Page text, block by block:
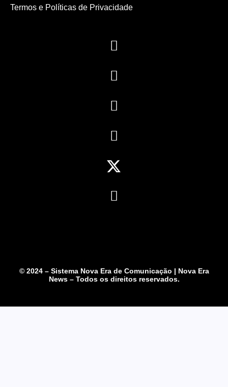
Termos e Políticas de Privacidade
© 2024 – Sistema Nova Era de Comunicação | Nova Era
News – Todos os direitos reservados.